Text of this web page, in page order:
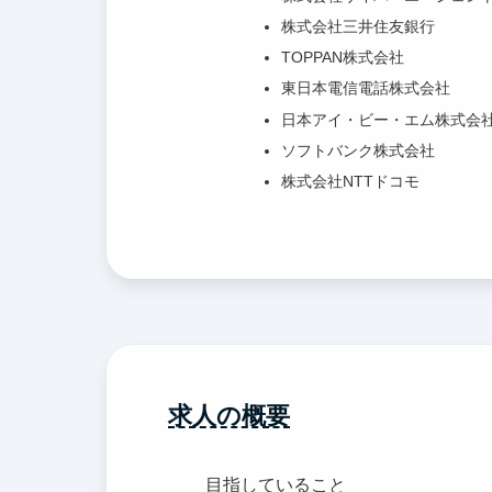
株式会社三井住友銀行
TOPPAN株式会社
東日本電信電話株式会社
日本アイ・ビー・エム株式会
ソフトバンク株式会社
株式会社NTTドコモ
求人の概要
目指していること